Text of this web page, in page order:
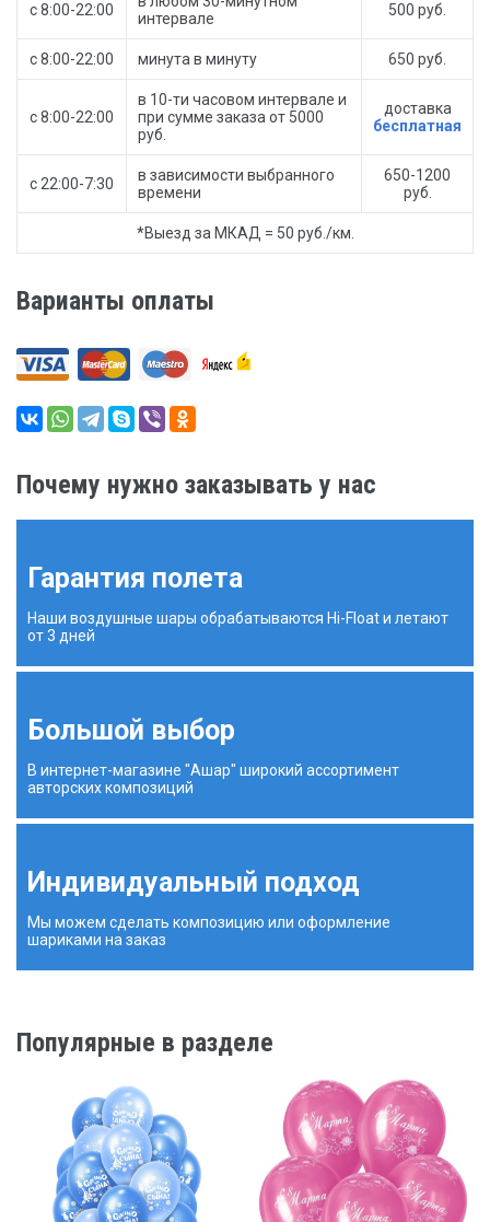
с 8:00-22:00
интервале
500 руб.
с 8:00-22:00 минута в минуту 650 руб.
с 8:00-22:00
в 10-ти часовом интервале и
при сумме заказа от 5000
руб.
доставка
бесплатная
с 22:00-7:30
в зависимости выбранного
времени
650-1200
руб.
*Выезд за МКАД = 50 руб./км.
Варианты оплаты
Почему нужно заказывать у нас
Гарантия полета
Наши воздушные шары обрабатываются Hi-Float и летают
от 3 дней
Большой выбор
В интернет-магазине "Ашар" широкий ассортимент
авторских композиций
Индивидуальный подход
Мы можем сделать композицию или оформление
шариками на заказ
Популярные в разделе